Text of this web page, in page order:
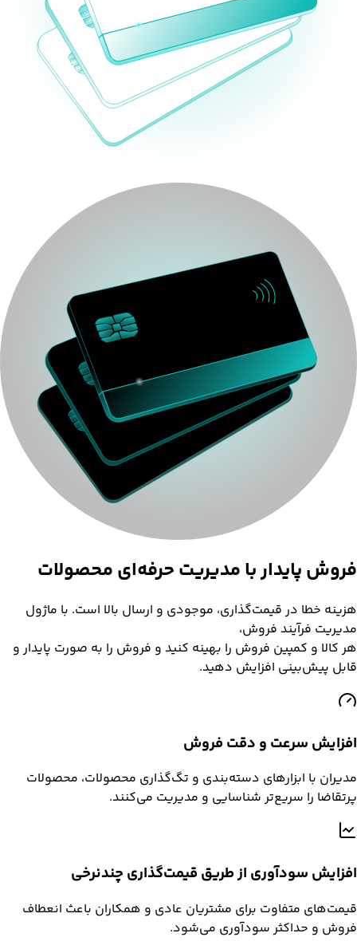
فروش پایدار بامدیریت حرفه‌ایمحصولات
هزینه خطا در قیمت‌گذاری، موجودی و ارسال بالا است. با ماژول
مدیریت فرآیند فروش،
هر کالا و کمپین فروش را بهینه کنید و فروش را به صورت پایدار و
قابل پیش‌بینی افزایش دهید.
افزایش سرعت و دقت فروش
مدیران با ابزارهای دسته‌بندی و تگ‌گذاری محصولات، محصولات
پرتقاضا را سریع‌تر شناسایی و مدیریت می‌کنند.
افزایش سودآوری از طریق قیمت‌گذاری چندنرخی
قیمت‌های متفاوت برای مشتریان عادی و همکاران باعث انعطاف
فروش و حداکثر سودآوری می‌شود.